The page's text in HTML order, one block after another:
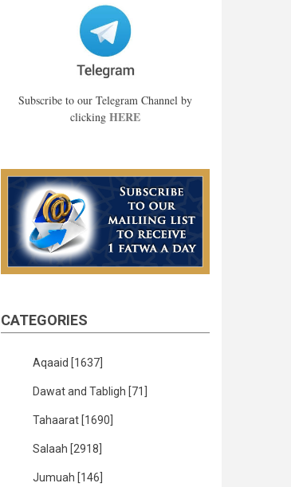
Subscribe to our Telegram Channel by
clicking HERE
CATEGORIES
Aqaaid [1637]
Dawat and Tabligh [71]
Tahaarat [1690]
Salaah [2918]
Jumuah [146]